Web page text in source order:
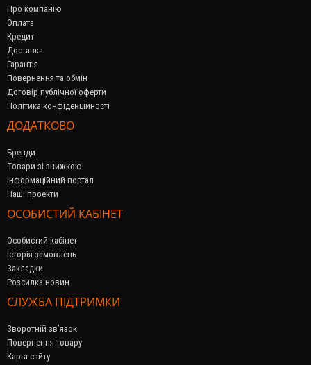
Про компанію
Оплата
Кредит
Доставка
Гарантія
Повернення та обмін
Договір публічної оферти
Політика конфіденційності
ДОДАТКОВО
Бренди
Товари зі знижкою
Інформаційний портал
Наші проекти
ОСОБИСТИЙ КАБІНЕТ
Особистий кабінет
Історія замовлень
Закладки
Розсилка новин
СЛУЖБА ПІДТРИМКИ
Зворотній зв’язок
Повернення товару
Карта сайту